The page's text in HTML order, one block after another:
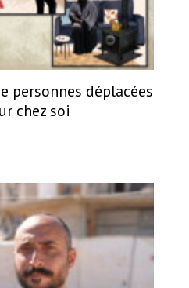
personnes déplacées
chez soi